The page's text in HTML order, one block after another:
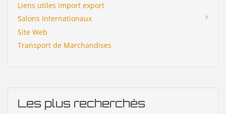
Liens utiles import export
Salons Internationaux
Site Web
Transport de Marchandises
Les plus recherchés